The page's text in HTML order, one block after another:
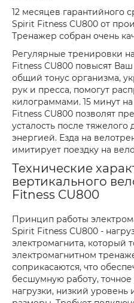
12 месяцев гарантийного
Spirit Fitness CU800 от
Тренажер собран очень
Регулярные тренировки
Fitness CU800 повысят
общий тонус организма,
рук и пресса, помогут
килограммами. 15 минут
Fitness CU800 позволят
усталость после тяжелого
энергией. Езда на
имитирует поездку на
Технические
вертикального
Fitness CU800
Принцип работы
Spirit Fitness CU800 -
электромагнита, который
электромагнитном
соприкасаются, что
бесшумную работу,
нагрузки, низкий